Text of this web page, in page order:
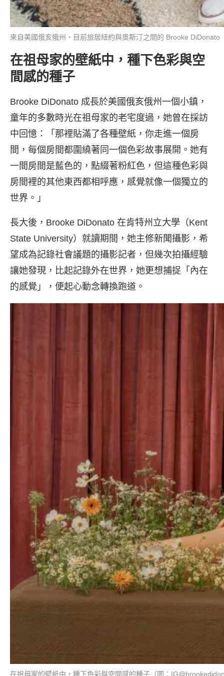
來自美國俄亥俄州、目前旅居紐約與奧斯汀之間的 Brooke
在祖母家的壁紙中，種下色彩與空
間感的種子
Brooke DiDonato 成長於美國俄亥俄州一個小鎮，
童年的多數時光在祖母家的老宅度過，她曾在採訪
中回憶：「那裡貼滿了各種壁紙，你走進一個房
間，每個房間都圍繞著同一個色彩故事展開。她有
一間房間是藍色的，點綴著粉紅色，但這種色彩與
房間裡的其他東西都相呼應，感覺就像一個獨立的
世界。」
長大後，Brooke DiDonato 在肯特州立大學（Kent
State University）就讀期間，她主修新聞攝影，希
望成為記錄社會議題的攝影記者，但幾次拍攝經驗
讓她發現，比起記錄外在世界，她更想捕捉「內在
的感覺」，便起心動念轉換跑道。
在祖母家的壁紙中，種下色彩與空間感的種子（圖：